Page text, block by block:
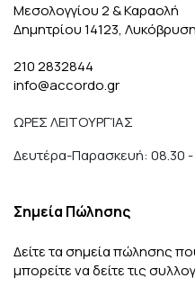
Μεσολογγίου 2 & Καραολή
Δημητρίου 14123, Λυκόβρυση
210 2832844
info@accordo.gr
ΩΡΕΣ ΛΕΙΤΟΥΡΓΊΑΣ
Δευτέρα-Παρασκευή: 08.30 -
Σημεία Πώλησης
Δείτε τα σημεία πώλησης
μπορείτε να δείτε τις